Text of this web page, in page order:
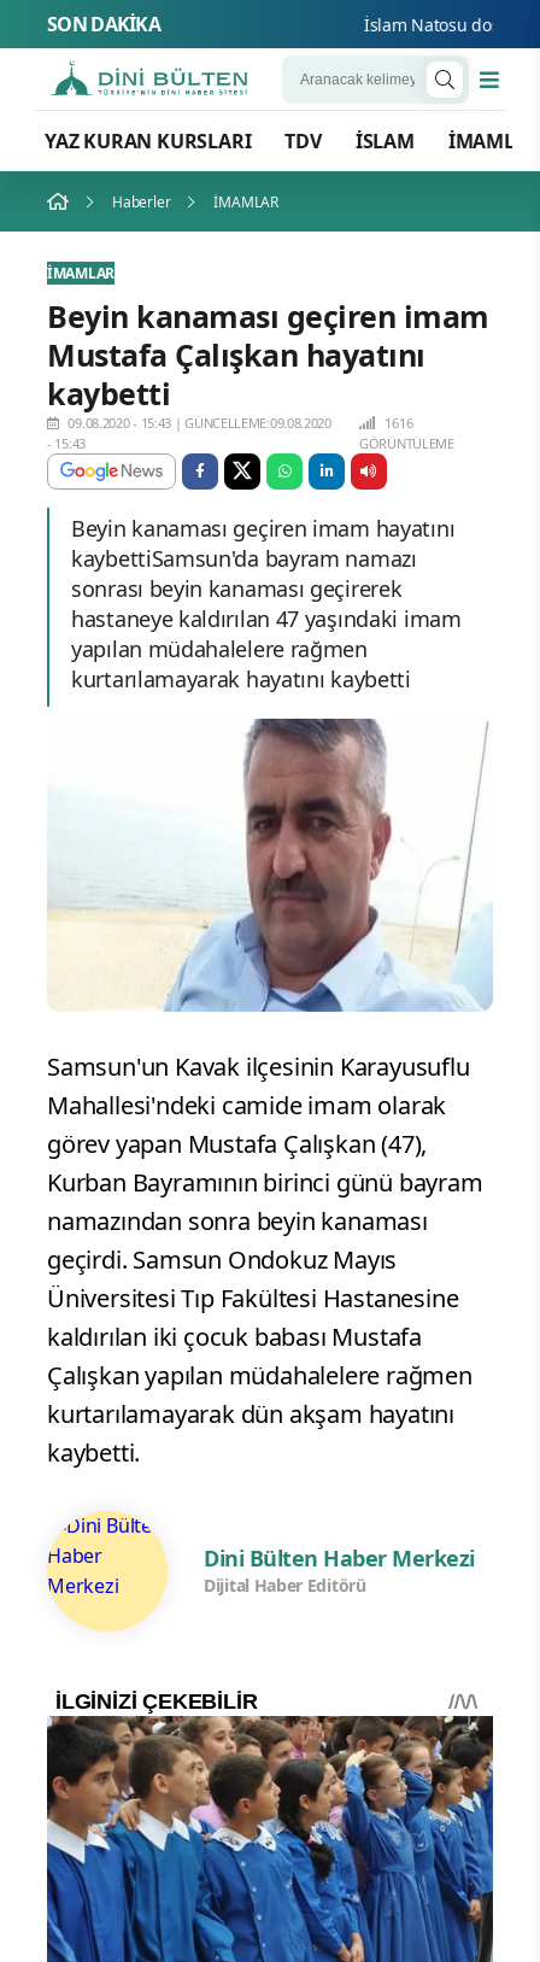
SON DAKİKA İslam Natosu dosta
YAZ KURAN KURSLARI TDV İSLAM İMAMLAR
Haberler İMAMLAR
İMAMLAR
Beyin kanaması geçiren imam
Mustafa Çalışkan hayatını
kaybetti
09.08.2020 - 15:43 |GÜNCELLEME:09.08.2020
- 15:43
1616
GÖRÜNTÜLEME
Beyin kanaması geçiren imam hayatını
kaybettiSamsun'da bayram namazı
sonrası beyin kanaması geçirerek
hastaneye kaldırılan 47 yaşındaki imam
yapılan müdahalelere rağmen
kurtarılamayarak hayatını kaybetti
Samsun'un Kavak ilçesinin Karayusuflu
Mahallesi'ndeki camide imam olarak
görev yapan Mustafa Çalışkan (47),
Kurban Bayramının birinci günü bayram
namazından sonra beyin kanaması
geçirdi. Samsun Ondokuz Mayıs
Üniversitesi Tıp Fakültesi Hastanesine
kaldırılan iki çocuk babası Mustafa
Çalışkan yapılan müdahalelere rağmen
kurtarılamayarak dün akşam hayatını
kaybetti.
Dini Bülten Haber Merkezi
Dijital Haber Editörü